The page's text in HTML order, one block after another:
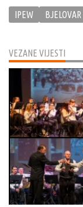
VEZANE VIJESTI
IPEW BJELOVAR